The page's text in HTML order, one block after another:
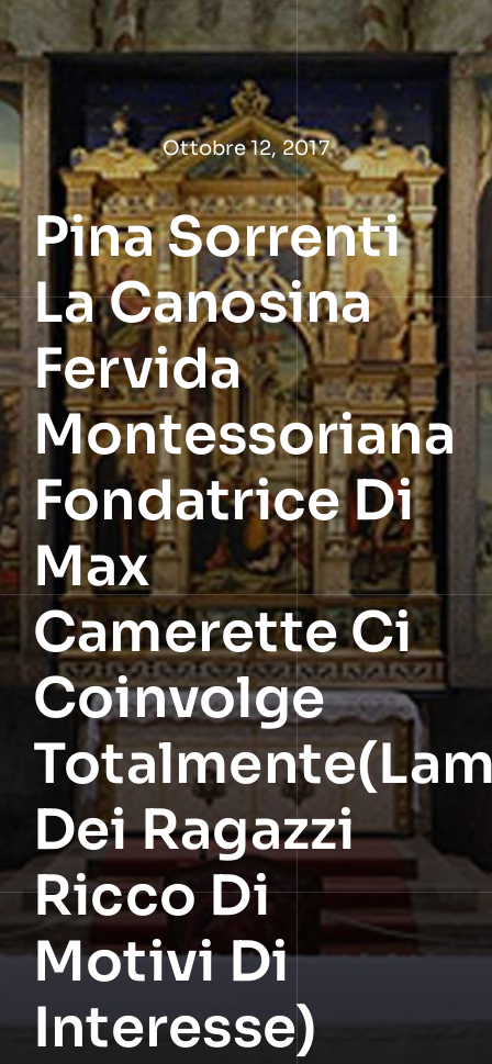
Salta
al
contenuto
Ottobre 12, 2017
Pina Sorrenti
La Canosina
Fervida
Montessoriana
Fondatrice Di
Max
Camerette Ci
Coinvolge
Dei Ragazzi
Ricco Di
Motivi Di
Interesse)